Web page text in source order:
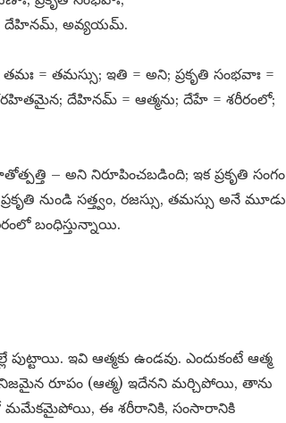
దేహినమ్​, అవ్యయమ్​.
= తమస్సు; ఇతి = అని; ప్రకృతి సంభవాః =
దేహినమ్​ = ఆత్మను; దేహే = శరీరంలో;
– అని నిరూపించబడింది; ఇక ప్రకృతి సంగం
నుండి సత్త్వం, రజస్సు, తమస్సు అనే మూడు
బంధిస్తున్నాయి.
ఇవి ఆత్మకు ఉండవు. ఎందుకంటే ఆత్మ
రూపం (ఆత్మ) ఇదేనని మర్చిపోయి, తాను
మమేకమైపోయి, ఈ శరీరానికి, సంసారానికి